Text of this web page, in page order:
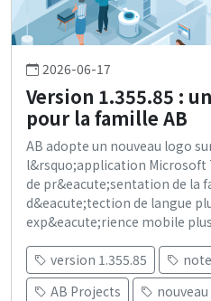
2026-06-17
Version 1.355.85 :
pour la famille AB
AB adopte un nouveau logo
l&rsquo;application Microsoft
de pr&eacute;sentation de la
d&eacute;tection de langue
exp&eacute;rience mobile
version 1.355.85
AB Projects